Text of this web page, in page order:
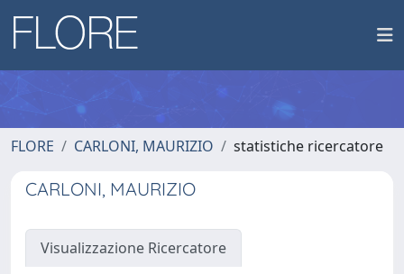
FLORE CARLONI, MAURIZIO statistiche ricercatore
CARLONI, MAURIZIO
Visualizzazione Ricercatore